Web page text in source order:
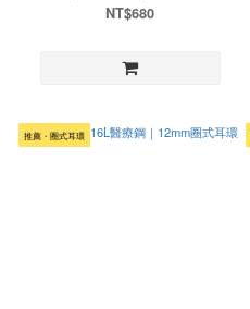
NT$680
推薦・圈式耳環